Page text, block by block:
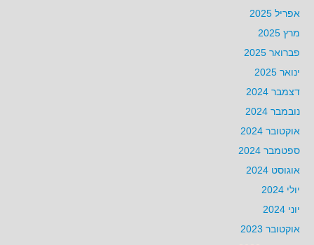
אפריל 2025
מרץ 2025
פברואר 2025
ינואר 2025
דצמבר 2024
נובמבר 2024
אוקטובר 2024
ספטמבר 2024
אוגוסט 2024
יולי 2024
יוני 2024
אוקטובר 2023